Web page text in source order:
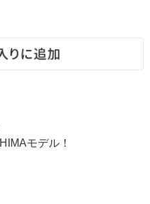
モデル！